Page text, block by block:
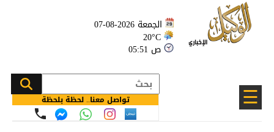
الجمعة 2026-08-07
20°C
05:51 ص
☰ تواصل معنا.. لحظة بلحظة